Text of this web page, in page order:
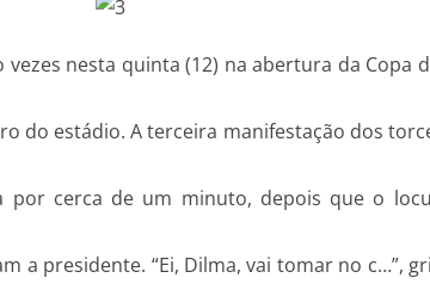
nesta quinta (12) na abertura da Copa
do estádio. A terceira manifestação dos
por cerca de um minuto, depois que o
presidente. “Ei, Dilma, vai tomar no c…”,